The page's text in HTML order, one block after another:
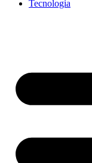
Tecnologia